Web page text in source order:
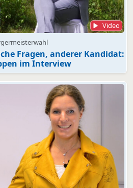
Video
Fragen, anderer Kandidat:
im Interview